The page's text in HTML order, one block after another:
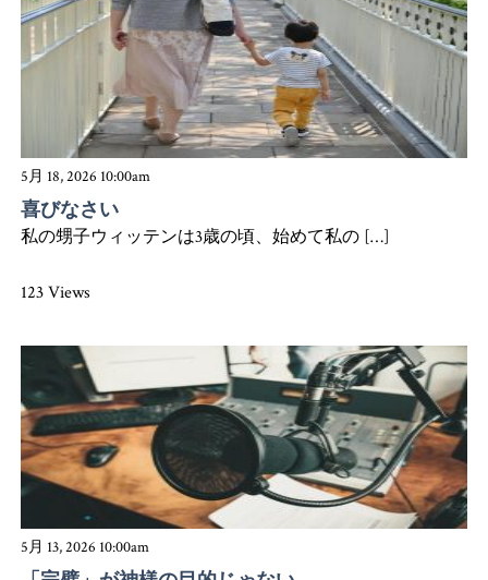
5月 18, 2026 10:00am
喜びなさい
私の甥子ウィッテンは3歳の頃、始めて私の […]
123 Views
5月 13, 2026 10:00am